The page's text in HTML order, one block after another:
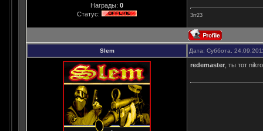
Награды: 0
Статус:
3rr23
Slem Дата: Суббота,
redemaster , ты тот